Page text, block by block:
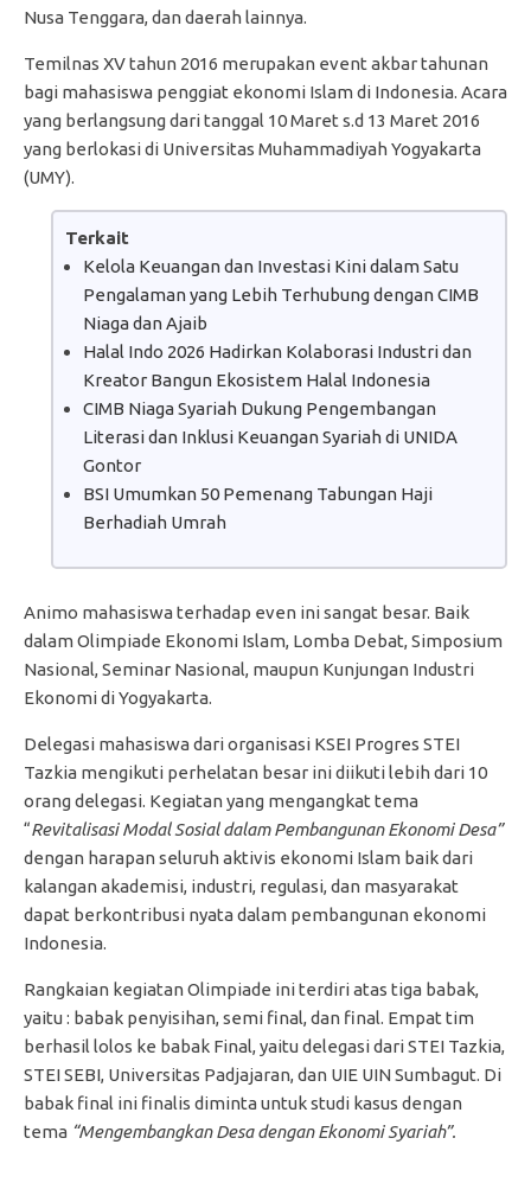
Nusa Tenggara, dan daerah lainnya.
Temilnas XV tahun 2016 merupakan event akbar tahunan
bagi mahasiswa penggiat ekonomi Islam di Indonesia. Acara
yang berlangsung dari tanggal 10 Maret s.d 13 Maret 2016
yang berlokasi di Universitas Muhammadiyah Yogyakarta
(UMY).
Terkait
Kelola Keuangan dan Investasi Kini dalam Satu
Pengalaman yang Lebih Terhubung dengan CIMB
Niaga dan Ajaib
Halal Indo 2026 Hadirkan Kolaborasi Industri dan
Kreator Bangun Ekosistem Halal Indonesia
CIMB Niaga Syariah Dukung Pengembangan
Literasi dan Inklusi Keuangan Syariah di UNIDA
Gontor
BSI Umumkan 50 Pemenang Tabungan Haji
Berhadiah Umrah
Animo mahasiswa terhadap even ini sangat besar. Baik
dalam Olimpiade Ekonomi Islam, Lomba Debat, Simposium
Nasional, Seminar Nasional, maupun Kunjungan Industri
Ekonomi di Yogyakarta.
Delegasi mahasiswa dari organisasi KSEI Progres STEI
Tazkia mengikuti perhelatan besar ini diikuti lebih dari 10
orang delegasi. Kegiatan yang mengangkat tema
“Revitalisasi Modal Sosial dalam Pembangunan Ekonomi Desa”
dengan harapan seluruh aktivis ekonomi Islam baik dari
kalangan akademisi, industri, regulasi, dan masyarakat
dapat berkontribusi nyata dalam pembangunan ekonomi
Indonesia.
Rangkaian kegiatan Olimpiade ini terdiri atas tiga babak,
yaitu : babak penyisihan, semi final, dan final. Empat tim
berhasil lolos ke babak Final, yaitu delegasi dari STEI Tazkia,
STEI SEBI, Universitas Padjajaran, dan UIE UIN Sumbagut. Di
babak final ini finalis diminta untuk studi kasus dengan
tema “Mengembangkan Desa dengan Ekonomi Syariah”.